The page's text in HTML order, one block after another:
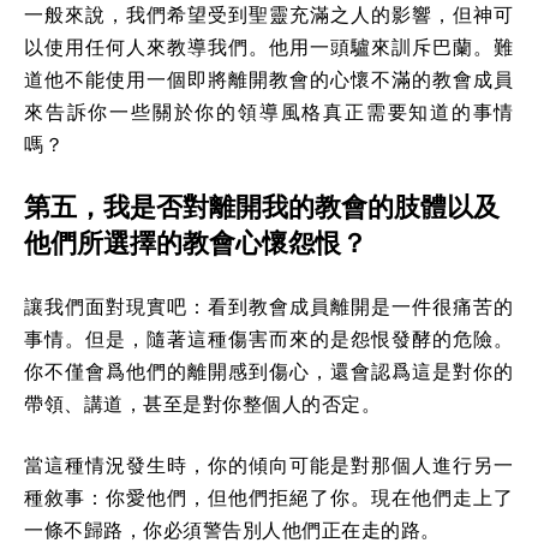
一般來說，我們希望受到聖靈充滿之人的影響，但神可
以使用任何人來教導我們。他用一頭驢來訓斥巴蘭。難
道他不能使用一個即將離開教會的心懷不滿的教會成員
來告訴你一些關於你的領導風格真正需要知道的事情
嗎？
第五，我是否對離開我的教會的肢體以及
他們所選擇的教會心懷怨恨？
讓我們面對現實吧：看到教會成員離開是一件很痛苦的
事情。但是，隨著這種傷害而來的是怨恨發酵的危險。
你不僅會爲他們的離開感到傷心，還會認爲這是對你的
帶領、講道，甚至是對你整個人的否定。
當這種情況發生時，你的傾向可能是對那個人進行另一
種敘事：你愛他們，但他們拒絕了你。現在他們走上了
一條不歸路，你必須警告別人他們正在走的路。